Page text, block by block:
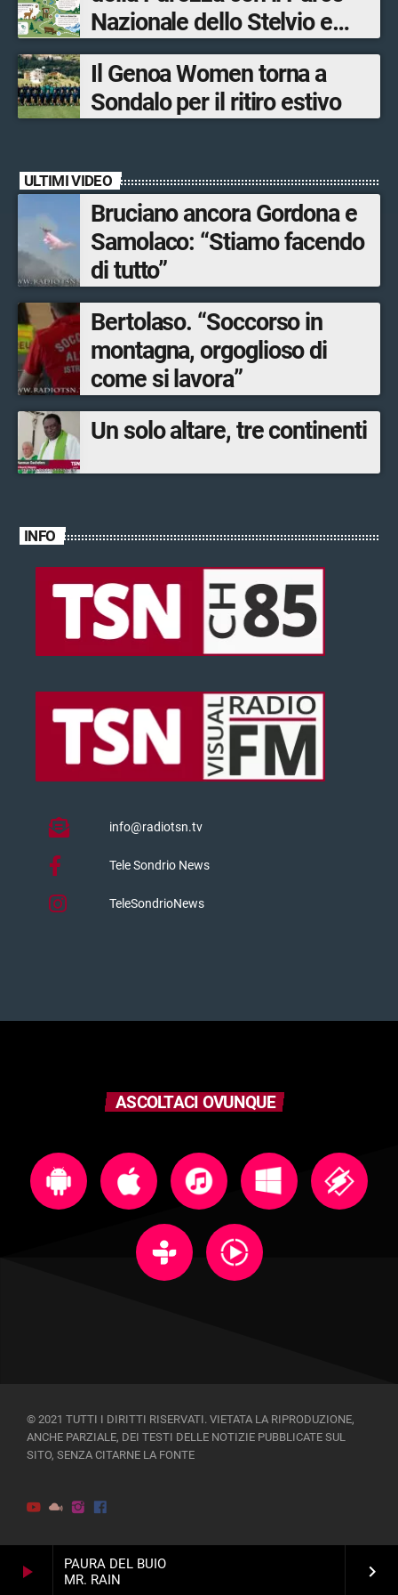
play_arrow
PAURA DEL BUIO
MR. RAIN
keyboard_arrow_right
Nazionale dello Stelvio e
Bormio Tourism
Il Genoa Women torna a
Sondalo per il ritiro estivo
ULTIMI VIDEO
Bruciano ancora Gordona e
Samolaco: “Stiamo facendo
di tutto”
Bertolaso. “Soccorso in
montagna, orgoglioso di
come si lavora”
Un solo altare, tre continenti
INFO
info@radiotsn.tv
Tele Sondrio News
TeleSondrioNews
ASCOLTACI OVUNQUE
© 2021 TUTTI I DIRITTI RISERVATI. VIETATA LA RIPRODUZIONE,
ANCHE PARZIALE, DEI TESTI DELLE NOTIZIE PUBBLICATE SUL
SITO, SENZA CITARNE LA FONTE